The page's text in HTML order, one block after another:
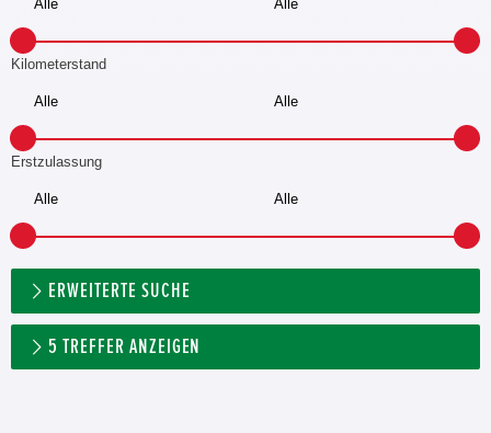
Kilometerstand
Erstzulassung
ERWEITERTE SUCHE
5 TREFFER ANZEIGEN